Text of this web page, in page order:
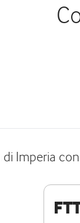
di Imperia